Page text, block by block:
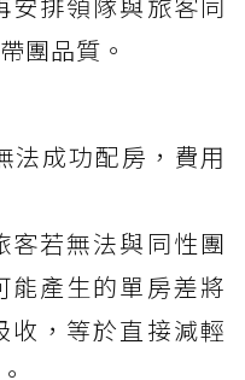
團品質。
法成功配房，費用
若無法與同性團
能產生的單房差將
收，等於直接減輕